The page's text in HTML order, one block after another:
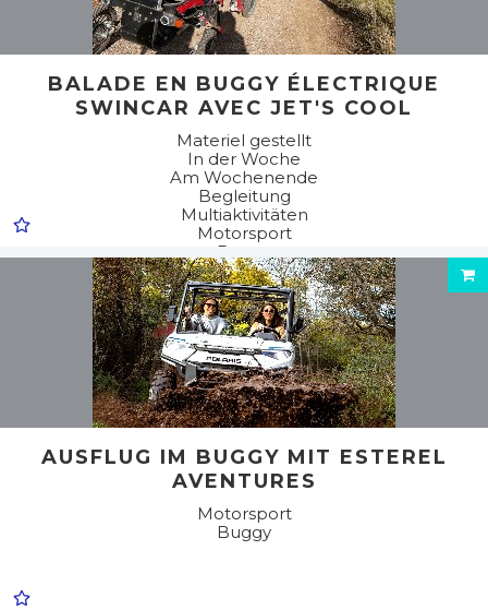
BALADE EN BUGGY ÉLECTRIQUE
SWINCAR AVEC JET'S COOL
Materiel gestellt
In der Woche
Am Wochenende
Begleitung
Multiaktivitäten
Motorsport
Buggy
AUSFLUG IM BUGGY MIT ESTEREL
AVENTURES
Motorsport
Buggy